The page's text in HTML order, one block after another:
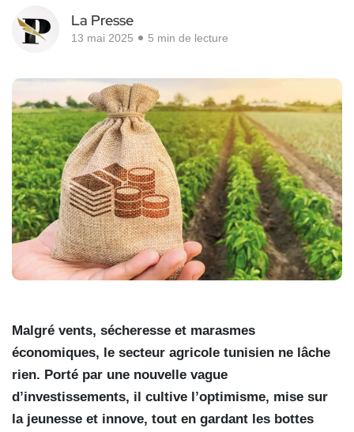
La Presse
13 mai 2025 5 min de lecture
Malgré vents, sécheresse et marasmes
économiques, le secteur agricole tunisien ne lâche
rien. Porté par une nouvelle vague
d’investissements, il cultive l’optimisme, mise sur
la jeunesse et innove, tout en gardant les bottes